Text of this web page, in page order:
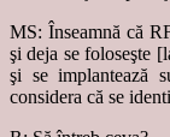
MS: Înseamnă că
şi deja se foloseşte
şi se implantează
considera că se